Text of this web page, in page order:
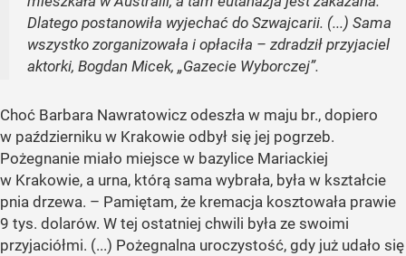
Dlatego postanowiła wyjechać do Szwajcarii. (...) Sama
wszystko zorganizowała i opłaciła – zdradził przyjaciel
aktorki, Bogdan Micek, „Gazecie Wyborczej”.
Choć Barbara Nawratowicz odeszła w maju br., dopiero
w październiku w Krakowie odbył się jej pogrzeb.
Pożegnanie miało miejsce w bazylice Mariackiej
w Krakowie, a urna, którą sama wybrała, była w kształcie
pnia drzewa. – Pamiętam, że kremacja kosztowała prawie
9 tys. dolarów. W tej ostatniej chwili była ze swoimi
przyjaciółmi. (...) Pożegnalna uroczystość, gdy już udało się